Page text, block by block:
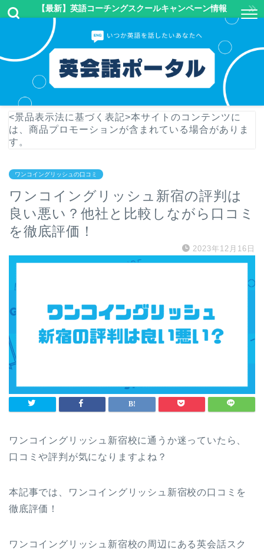
【最新】英語コーチングスクールキャンペーン情報
<景品表示法に基づく表記>本サイトのコンテンツに
は、商品プロモーションが含まれている場合がありま
す。
ワンコイングリッシュの口コミ
ワンコイングリッシュ新宿の評判は
良い悪い？他社と比較しながら口コミ
を徹底評価！
2023年12月16日
ワンコイングリッシュ新宿校に通うか迷っていたら、
口コミや評判が気になりますよね？
本記事では、ワンコイングリッシュ新宿校の口コミを
徹底評価！
ワンコイングリッシュ新宿校の周辺にある英会話スク